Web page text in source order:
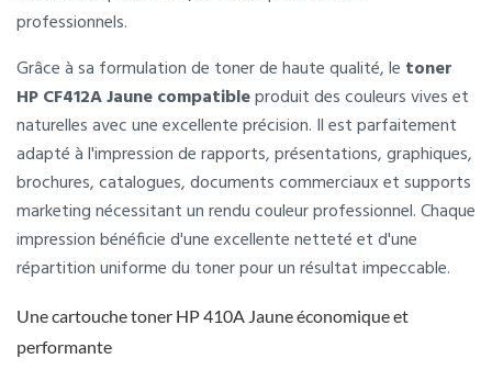
professionnels.
Grâce à sa formulation de toner de haute qualité, le toner
HP CF412A Jaune compatibleproduit des couleurs vives et
naturelles avec une excellente précision. Il est parfaitement
adapté à l'impression de rapports, présentations, graphiques,
brochures, catalogues, documents commerciaux et supports
marketing nécessitant un rendu couleur professionnel. Chaque
impression bénéficie d'une excellente netteté et d'une
répartition uniforme du toner pour un résultat impeccable.
Une cartouche toner HP 410A Jaune économique et
performante